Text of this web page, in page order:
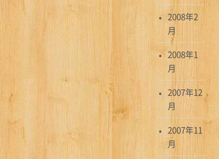
2008年2
月
2008年1
月
2007年12
月
2007年11
月